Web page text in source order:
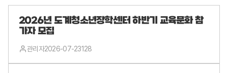
2026년 도계청소년장학센터 하반기 교육문화 참
가자 모집
관리자2026-07-23128